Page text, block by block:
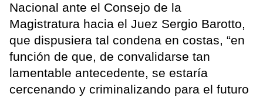
Nacional ante el Consejo de la
Magistratura hacia el Juez Sergio Barotto,
que dispusiera tal condena en costas, “en
función de que, de convalidarse tan
lamentable antecedente, se estaría
cercenando y criminalizando para el futuro